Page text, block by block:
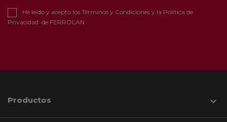
He leído y acepto los Términos y Condiciones y la Política de
Privacidad de FERROLAN
Productos 